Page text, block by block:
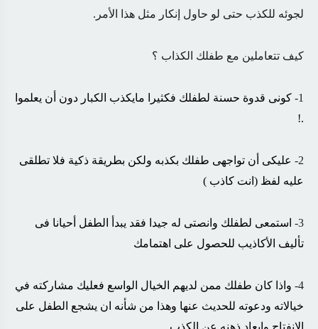
لجوئه للكذب حتى لو حاول إنكار مثل هذا الأمر.
كيف تتعاملين مع طفلك الكذاب ؟
1- كونى قدوة حسنة لطفلك فكثيرا مايكذب الكبار دون أن يعلموا
.!
2-
عليكى أن تواجهى طفلك بكذبه ولكن بطريقة ذكية فلا تطلقى
عليه لفظ (انت كاذب )
3-
استمعى لطفلك وانصتى له جيدا فقد يبدأ الطفل أحيانا فى
تأليف الأكاذيب للحصول على اهتمامك
4- واذا كان طفلك ممن لديهم الخيال الواسع فعليك مشاركته في
خيالاته ودعوته للحديث عنها وهذا من شأنه ان يشجع الطفل على
الانفتاح وابعاد ذهنه عن الكذب.